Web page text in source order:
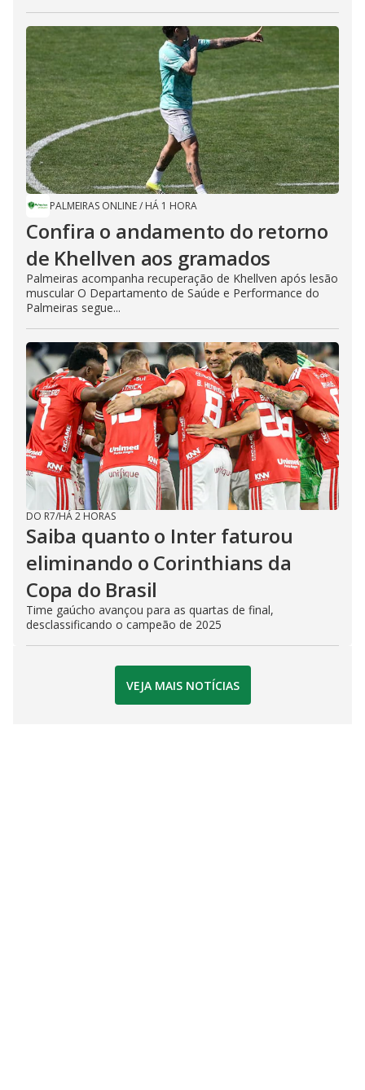
PALMEIRAS ONLINE/ HÁ 1 HORA
Confira o andamento do retorno
de Khellven aos gramados
Palmeiras acompanha recuperação de Khellven após lesão
muscular O Departamento de Saúde e Performance do
Palmeiras segue...
DO R7/HÁ 2 HORAS
Saiba quanto o Inter faturou
eliminando o Corinthians da
Copa do Brasil
Time gaúcho avançou para as quartas de final,
desclassificando o campeão de 2025
VEJA MAIS NOTÍCIAS